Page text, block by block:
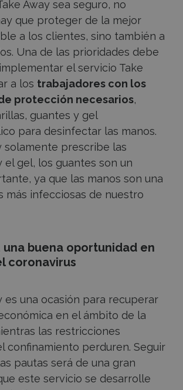
Away sea seguro, no
que proteger de la mejor
a los clientes, sino también a
Una de las prioridades debe
el servicio Take
a los trabajadores con los
protección necesarios,
guantes y gel
para desinfectar las manos.
solamente prescribe las
el gel, los guantes son un
ya que las manos son una
más infecciosas de nuestro
una buena oportunidad en
coronavirus
es una ocasión para recuperar
en el ámbito de la
las restricciones
confinamiento perduren. Seguir
pautas será de una gran
este servicio se desarrolle